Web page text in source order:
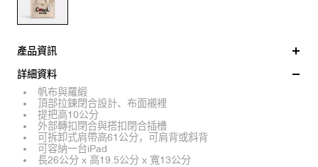
產品資訊
詳細資料
帆布與羅緞
頂部拉鍊閉合設計、布面襯裡
提把高10公分
外部轉扣閉合與搭扣閉合插槽
可拆卸式肩帶高61公分，可肩背或斜背
可容納一台iPad
長26公分 x 高19.5公分 x 寬13公分